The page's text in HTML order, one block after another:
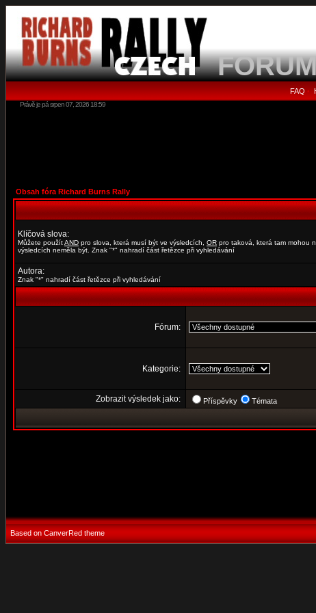
FAQ •
Právě je pá srpen 07, 2026 18:59
Obsah fóra Richard Burns Rally
Klíčová slova:
Můžete použítAND pro slova, která musí být ve výsledcích, OR pro taková, která tam mohou
výsledcích neměla být. Znak "*" nahradí část řetězce při vyhledávání
Autora:
Znak "*" nahradí část řetězce při vyhledávání
Fórum:
Kategorie:
Zobrazit výsledek jako: Příspěvky Témata
Based on CanverRed theme